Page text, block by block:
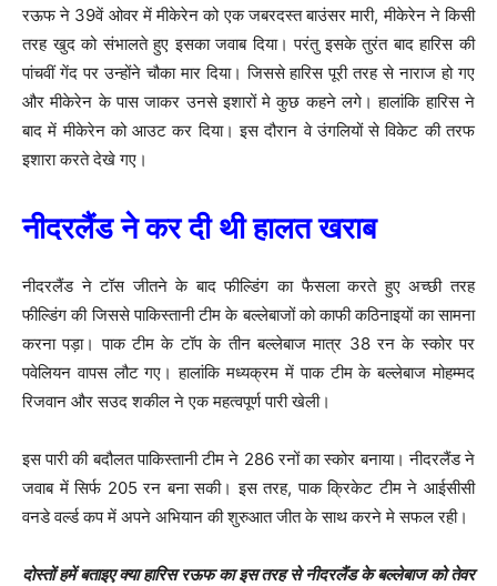
रऊफ ने 39वें ओवर में मीकेरेन को एक जबरदस्त बाउंसर मारी, मीकेरेन ने किसी
तरह खुद को संभालते हुए इसका जवाब दिया। परंतु इसके तुरंत बाद हारिस की
पांचवीं गेंद पर उन्होंने चौका मार दिया। जिससे हारिस पूरी तरह से नाराज हो गए
और मीकेरेन के पास जाकर उनसे इशारों मे कुछ कहने लगे। हालांकि हारिस ने
बाद में मीकेरेन को आउट कर दिया। इस दौरान वे उंगलियों से विकेट की तरफ
इशारा करते देखे गए।
नीदरलैंड ने कर दी थी हालत खराब
नीदरलैंड ने टॉस जीतने के बाद फील्डिंग का फैसला करते हुए अच्छी तरह
फील्डिंग की जिससे पाकिस्तानी टीम के बल्लेबाजों को काफी कठिनाइयों का सामना
करना पड़ा। पाक टीम के टॉप के तीन बल्लेबाज मात्र 38 रन के स्कोर पर
पवेलियन वापस लौट गए। हालांकि मध्यक्रम में पाक टीम के बल्लेबाज मोहम्मद
रिजवान और सउद शकील ने एक महत्वपूर्ण पारी खेली।
इस पारी की बदौलत पाकिस्तानी टीम ने 286 रनों का स्कोर बनाया। नीदरलैंड ने
जवाब में सिर्फ 205 रन बना सकी। इस तरह, पाक क्रिकेट टीम ने आईसीसी
वनडे वर्ल्ड कप में अपने अभियान की शुरुआत जीत के साथ करने मे सफल रही।
दोस्तों हमें बताइए क्या हारिस रऊफ का इस तरह से नीदरलैंड के बल्लेबाज को तेवर